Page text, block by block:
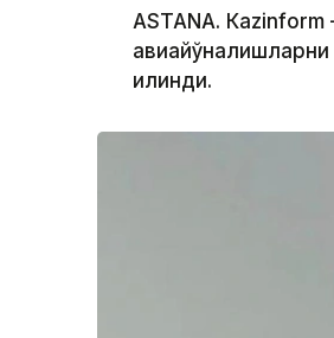
ASTANА. Кazinform
қилинди.